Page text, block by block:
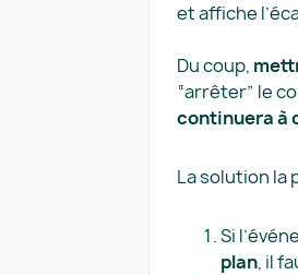
et affiche
Du coup,
“arrêter” le
continuera à
La solution la
Si
plan, il